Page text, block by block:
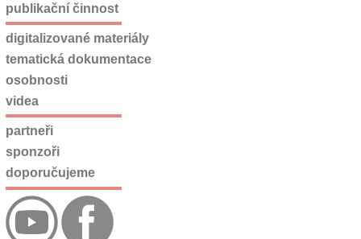
publikační činnost
digitalizované materiály
tematická dokumentace
osobnosti
videa
partneři
sponzoři
doporučujeme